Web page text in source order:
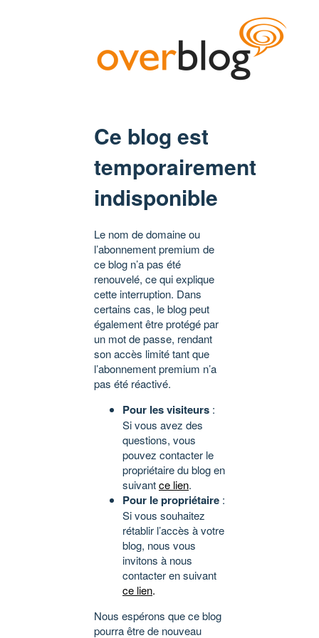
Ce blog est
temporairement
indisponible
Le nom de domaine ou
l’abonnement premium de
ce blog n’a pas été
renouvelé, ce qui explique
cette interruption. Dans
certains cas, le blog peut
également être protégé par
un mot de passe, rendant
son accès limité tant que
l’abonnement premium n’a
pas été réactivé.
Pour les visiteurs :
Si vous avez des
questions, vous
pouvez contacter le
propriétaire du blog en
suivantce lien.
Pour le propriétaire :
Si vous souhaitez
rétablir l’accès à votre
blog, nous vous
invitons à nous
contacter en suivant
ce lien.
Nous espérons que ce blog
pourra être de nouveau